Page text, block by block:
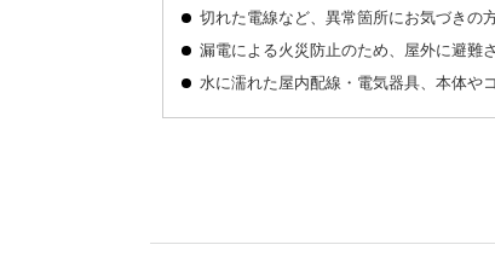
切れた電線など、異常箇所にお気づきの
漏電による火災防止のため、屋外に避難
水に濡れた屋内配線・電気器具、本体や